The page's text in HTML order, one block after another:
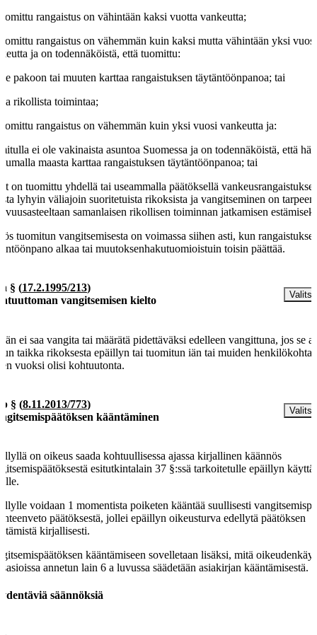
rangaistus on vähintään kaksi vuotta vankeutta;
rangaistus on vähemmän kuin kaksi mutta vähintään yksi vuosi
ja on todennäköistä, että tuomittu:
pakoon tai muuten karttaa rangaistuksen täytäntöönpanoa; tai
rikollista toimintaa;
rangaistus on vähemmän kuin yksi vuosi vankeutta ja:
ei ole vakinaista asuntoa Suomessa ja on todennäköistä, että hän
maasta karttaa rangaistuksen täytäntöönpanoa; tai
on tuomittu yhdellä tai useammalla päätöksellä
lyhyin väliajoin suoritetuista rikoksista ja vangitseminen on tarpeen
samanlaisen rikollisen toiminnan jatkamisen
tuomitun vangitsemisesta on voimassa siihen asti, kun
alkaa tai muutoksenhakutuomioistuin toisin päättää.
§ (17.2.1995/213)
vangitsemisen kielto
ei saa vangita tai määrätä pidettäväksi edelleen vangittuna, jos se
taikka rikoksesta epäillyn tai tuomitun iän tai muiden
vuoksi olisi kohtuutonta.
§ (8.11.2013/773)
kääntäminen
on oikeus saada kohtuullisessa ajassa kirjallinen käännös
esitutkintalain 37 §:ssä tarkoitetulle epäillyn
voidaan 1 momentista poiketen kääntää suullisesti
päätöksestä, jollei epäillyn oikeusturva edellytä päätöksen
kirjallisesti.
kääntämiseen sovelletaan lisäksi, mitä
annetun lain 6 a luvussa säädetään asiakirjan kääntämisestä.
säännöksiä